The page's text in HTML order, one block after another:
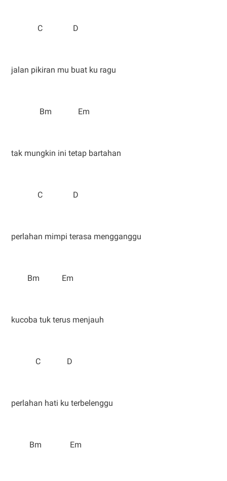
C D
jalan pikiran mu buat ku ragu
Bm Em
tak mungkin ini tetap bartahan
C D
perlahan mimpi terasa mengganggu
Bm Em
kucoba tuk terus menjauh
C D
perlahan hati ku terbelenggu
Bm Em